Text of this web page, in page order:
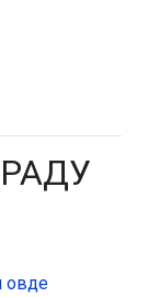
овде